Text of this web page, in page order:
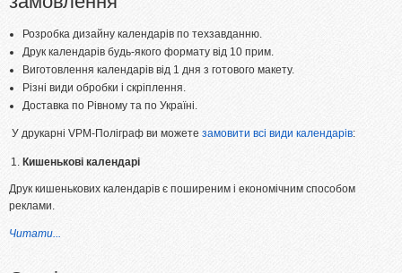
Розробка дизайну календарів по техзавданню.
Друк календарів будь-якого формату від 10 прим.
Виготовлення календарів від 1 дня з готового макету.
Різні види обробки і скріплення.
Доставка по Рівному та по Україні.
У друкарні VPM-Поліграф ви можете замовити всі види календарів:
Кишенькові календарі
Друк кишенькових календарів є поширеним і економічним способом
реклами.
Читати...